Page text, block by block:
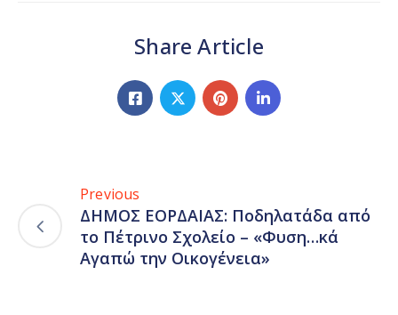
Share Article
Previous
ΔΗΜΟΣ ΕΟΡΔΑΙΑΣ: Ποδηλατάδα από
το Πέτρινο Σχολείο – «Φυση…κά
Αγαπώ την Οικογένεια»